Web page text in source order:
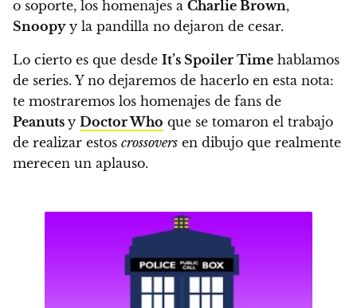
o soporte, los homenajes a Charlie Brown,
Snoopyy la pandilla no dejaron de cesar.
Lo cierto es que desde It’s Spoiler Time hablamos
de series. Y no dejaremos de hacerlo en esta nota:
te mostraremos los homenajes de fans de
Peanuts y Doctor Who que se tomaron el trabajo
de realizar estos crossovers en dibujo que realmente
merecen un aplauso.